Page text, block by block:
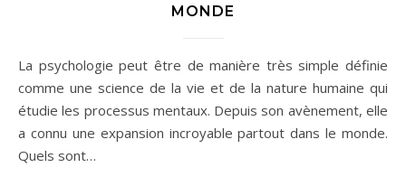
MONDE
La psychologie peut être de manière très simple définie
comme une science de la vie et de la nature humaine qui
étudie les processus mentaux. Depuis son avènement, elle
a connu une expansion incroyable partout dans le monde.
Quels sont…